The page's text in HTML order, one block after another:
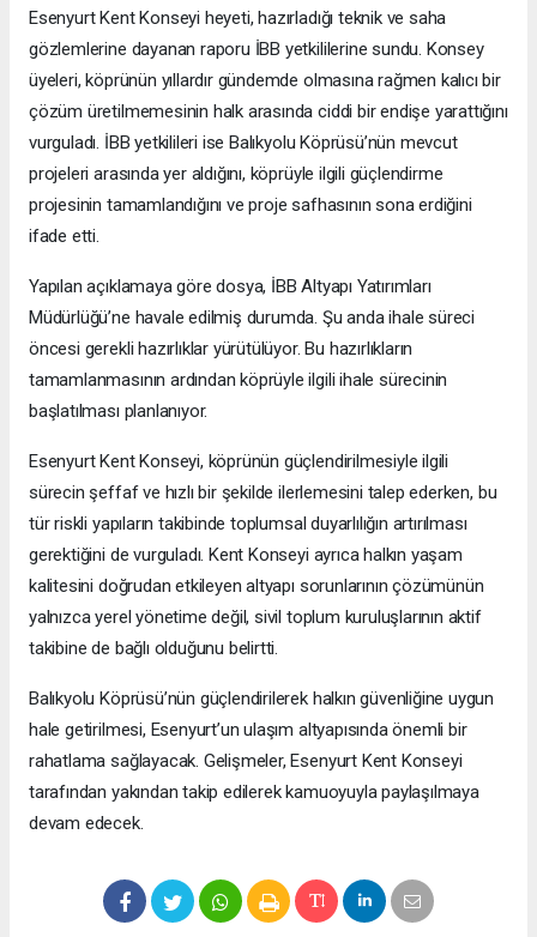
Esenyurt Kent Konseyi heyeti, hazırladığı teknik ve saha
gözlemlerine dayanan raporu İBB yetkililerine sundu. Konsey
üyeleri, köprünün yıllardır gündemde olmasına rağmen kalıcı bir
çözüm üretilmemesinin halk arasında ciddi bir endişe yarattığını
vurguladı. İBB yetkilileri ise Balıkyolu Köprüsü’nün mevcut
projeleri arasında yer aldığını, köprüyle ilgili güçlendirme
projesinin tamamlandığını ve proje safhasının sona erdiğini
ifade etti.
Yapılan açıklamaya göre dosya, İBB Altyapı Yatırımları
Müdürlüğü’ne havale edilmiş durumda. Şu anda ihale süreci
öncesi gerekli hazırlıklar yürütülüyor. Bu hazırlıkların
tamamlanmasının ardından köprüyle ilgili ihale sürecinin
başlatılması planlanıyor.
Esenyurt Kent Konseyi, köprünün güçlendirilmesiyle ilgili
sürecin şeffaf ve hızlı bir şekilde ilerlemesini talep ederken, bu
tür riskli yapıların takibinde toplumsal duyarlılığın artırılması
gerektiğini de vurguladı. Kent Konseyi ayrıca halkın yaşam
kalitesini doğrudan etkileyen altyapı sorunlarının çözümünün
yalnızca yerel yönetime değil, sivil toplum kuruluşlarının aktif
takibine de bağlı olduğunu belirtti.
Balıkyolu Köprüsü’nün güçlendirilerek halkın güvenliğine uygun
hale getirilmesi, Esenyurt’un ulaşım altyapısında önemli bir
rahatlama sağlayacak. Gelişmeler, Esenyurt Kent Konseyi
tarafından yakından takip edilerek kamuoyuyla paylaşılmaya
devam edecek.